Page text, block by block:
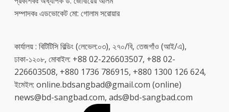
সম্পাদকঃ এডভোকেট মো: গোলাম সরোয়ার
কার্যালয় : বিটিটিসি বিল্ডিং (লেভেল:০৩), ২৭০/বি, তেজগাঁও (আই/এ),
ঢাকা-১২০৮, মোবাইল: +88 02-226603507, +88 02-
226603508, +880 1736 786915, +880 1300 126 624,
ইমেইল: online.bdsangbad@gmail.com (online)
news@bd-sangbad.com, ads@bd-sangbad.com